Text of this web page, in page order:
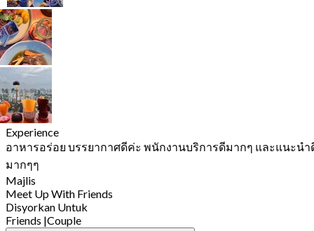
Experience
อาหารอร่อย บรรยากาศดีค่ะ พนักงานบริการดีมากๆ และแนะนำ
มากๆๆ
Majlis
Meet Up With Friends
Disyorkan Untuk
Friends |Couple